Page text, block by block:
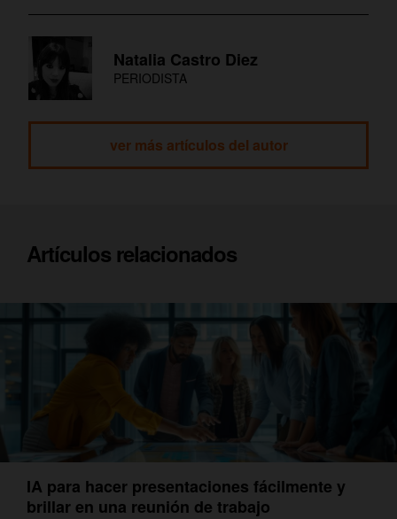
Natalia Castro Diez
PERIODISTA
ver más artículos del autor
Artículos relacionados
IA para hacer presentaciones fácilmente y
brillar en una reunión de trabajo